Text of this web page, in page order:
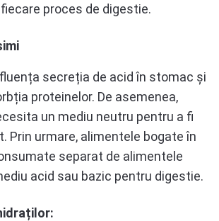
proces de digestie.
secreția de acid în stomac și
proteinelor. De asemenea,
un mediu neutru pentru a fi
Prin urmare, alimentele bogate în
separat de alimentele
acid sau bazic pentru digestie.